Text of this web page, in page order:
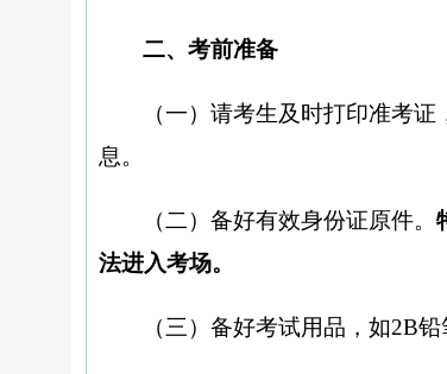
二、考前准备
（一）请考生及时打印准考
息。
（二）备好有效身份证原件。
法进入考场。
（三）备好考试用品，如2B铅